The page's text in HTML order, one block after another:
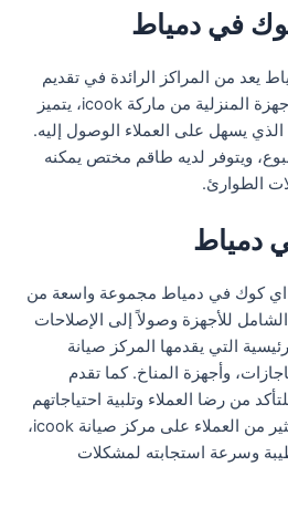
في دمياط
يعد من المراكز الرائدة في تقديم
خدمات الصيانة والإصلاح للأجهزة المنزلية من ماركة icook، يتميز
الذي يسهل على العملاء الوصول إليه.
ويتوفر لديه طاقم مختص يمكنه
الطوارئ.
دمياط
كوك في دمياط مجموعة واسعة من
للأجهزة وصولاً إلى الإصلاحات
التي يقدمها المركز صيانة
وأجهزة المناخ. كما تقدم
من رضا العملاء وتلبية احتياجاتهم
المتعلقة بالصيانة. يعتمد الكثير من العملاء على مركز صيانة icook،
وسرعة استجابته لمشكلات